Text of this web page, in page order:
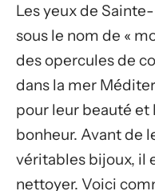
Les yeux de
sous le nom de «
des opercules de
dans la mer
pour leur beauté
bonheur. Avant de
véritables bijoux, il
nettoyer. Voici